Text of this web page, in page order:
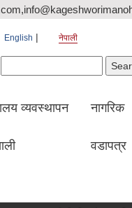
English नेपाली
व्यवस्थापन नागरिक
वडापत्र